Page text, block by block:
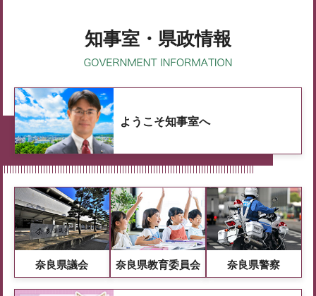
知事室・県政情報
ようこそ知事室へ
奈良県議会 奈良県教育委員会 奈良県警察